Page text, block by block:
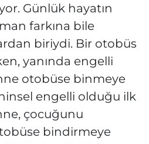
Günlük hayatın
farkına bile
biriydi. Bir otobüs
yanında engelli
otobüse binmeye
engelli olduğu ilk
çocuğunu
bindirmeye